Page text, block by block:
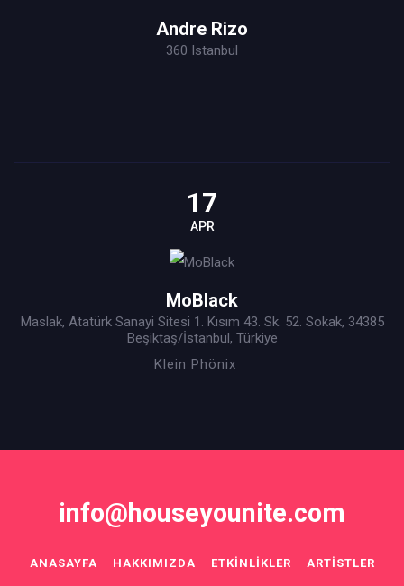
Andre Rizo
360 Istanbul
17
APR
MoBlack
Maslak, Atatürk Sanayi Sitesi 1. Kısım 43. Sk. 52. Sokak, 34385
Beşiktaş/İstanbul, Türkiye
Klein Phönix
info@houseyounite.com
ANASAYFA HAKKIMIZDA ETKINLIKLER ARTISTLER